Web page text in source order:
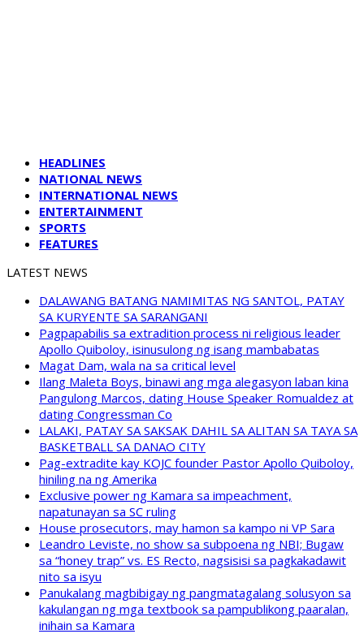
HEADLINES
NATIONAL NEWS
INTERNATIONAL NEWS
ENTERTAINMENT
SPORTS
FEATURES
LATEST NEWS
DALAWANG BATANG NAMIMITAS NG SANTOL, PATAY
SA KURYENTE SA SARANGANI
Pagpapabilis sa extradition process ni religious leader
Apollo Quiboloy, isinusulong ng isang mambabatas
Magat Dam, wala na sa critical level
Ilang Maleta Boys, binawi ang mga alegasyon laban kina
Pangulong Marcos, dating House Speaker Romualdez at
dating Congressman Co
LALAKI, PATAY SA SAKSAK DAHIL SA ALITAN SA TAYA SA
BASKETBALL SA DANAO CITY
Pag-extradite kay KOJC founder Pastor Apollo Quiboloy,
hiniling na ng Amerika
Exclusive power ng Kamara sa impeachment,
napatunayan sa SC ruling
House prosecutors, may hamon sa kampo ni VP Sara
Leandro Leviste, no show sa subpoena ng NBI; Bugaw
sa “honey trap” vs. ES Recto, nagsisisi sa pagkakadawit
nito sa isyu
Panukalang magbibigay ng pangmatagalang solusyon sa
kakulangan ng mga textbook sa pampublikong paaralan,
inihain sa Kamara